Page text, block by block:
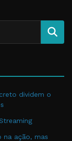
Pesquise
dividem o
na ação, mas